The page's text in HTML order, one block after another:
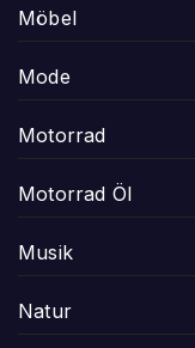
Möbel
Mode
Motorrad
Motorrad Öl
Musik
Natur